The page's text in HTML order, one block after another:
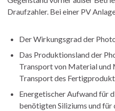
Draufzahler. Bei einer PV
Der Wirkungsgrad der
Das Produktionsland der
Transport von Material und
Transport des
Energetischer Aufwand für
benötigten Siliziums und